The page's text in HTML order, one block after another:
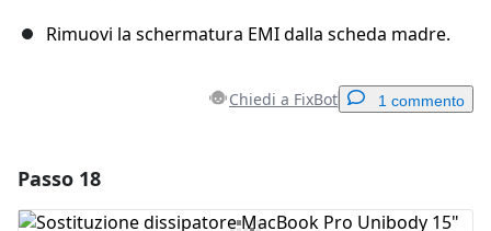
Rimuovi la schermatura EMI dalla scheda madre.
Chiedi a FixBot 1 commento
Passo 18